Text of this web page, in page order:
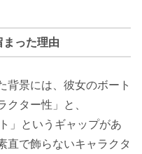
った理由
背景には、彼女のボート
クター性」と、
」というギャップがあ
直で飾らないキャラクタ